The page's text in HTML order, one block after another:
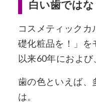
白い歯では
コスメティックカ
礎化粧品を！」を
以来60年におよ
歯の色といえば、
は。